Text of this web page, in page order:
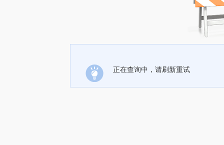
正在查询中，请刷新重试